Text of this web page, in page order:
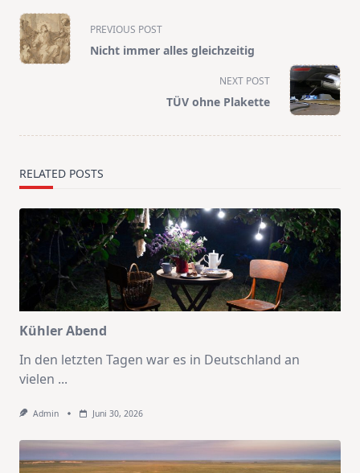
<span
class="nav-
subtitle
PREVIOUS POST
Nicht immer alles gleichzeitig
NEXT POST
TÜV ohne Plakette
RELATED POSTS
Kühler Abend
In den letzten Tagen war es in Deutschland an
vielen ...
Admin Juni 30, 2026